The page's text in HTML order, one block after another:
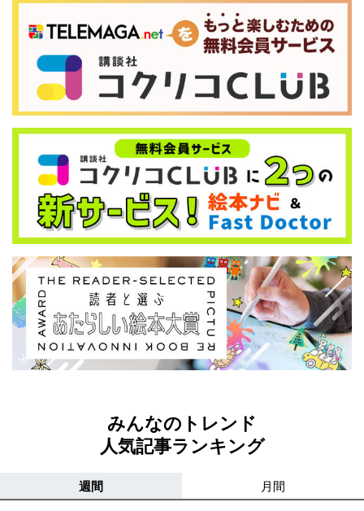
みんなのトレンド
人気記事ランキング
週間 月間